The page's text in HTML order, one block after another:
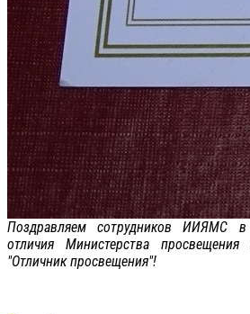
Поздравляем сотрудников ИИЯМС в
отличия Министерства просвещения
"Отличник просвещения"!